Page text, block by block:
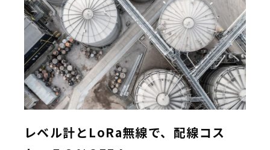
レベル計とLoRa無線で、配線コス